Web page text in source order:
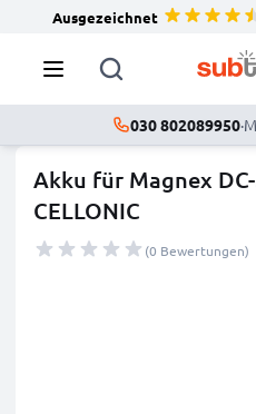
Ausgezeichnet
030 802089950·
Akku für Magnex
CELLONIC
(0 Bewertungen)